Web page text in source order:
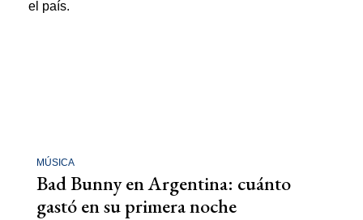
MÚSICA
Bad Bunny en Argentina: cuánto
gastó en su primera noche